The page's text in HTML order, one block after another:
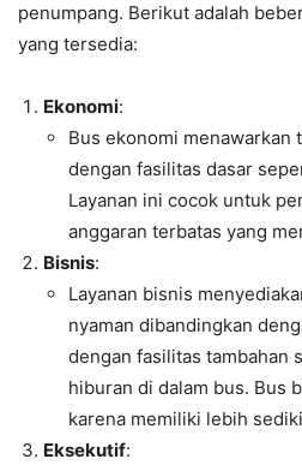
penumpang. Berikut adalah
yang tersedia:
Ekonomi:
Bus ekonomi menawarkan
dengan fasilitas dasar
Layanan ini cocok untuk
anggaran terbatas yang
Bisnis:
Layanan bisnis
nyaman dibandingkan
dengan fasilitas tambahan
hiburan di dalam bus. Bus
karena memiliki lebih
Eksekutif: